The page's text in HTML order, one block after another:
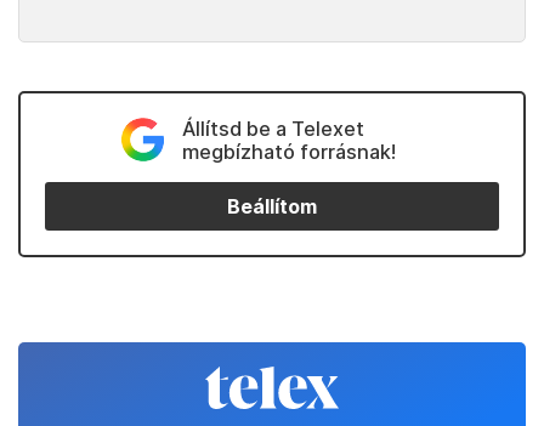
Állítsd be a Telexet
megbízható forrásnak!
Beállítom